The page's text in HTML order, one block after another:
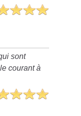
sont
courant à